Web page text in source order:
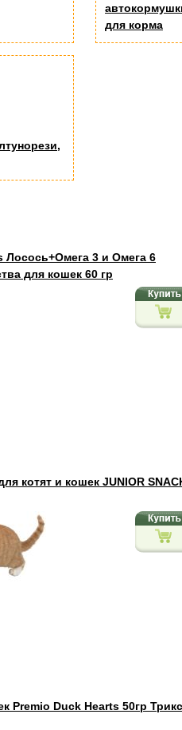
для корма
Лосось+Омега 3 и Омега 6
для кошек 60 гр
котят и кошек JUNIOR
Premio Duck Hearts 50гр